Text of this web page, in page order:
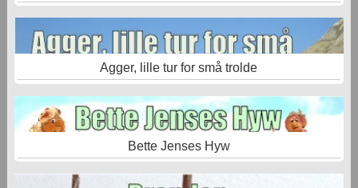
Agger, lille tur for små trolde
Bette Jenses Hyw